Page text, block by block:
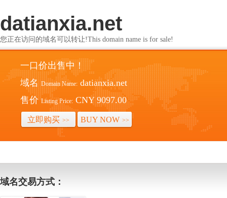
datianxia.net
您正在访问的域名可以转让!This domain name is for sale!
一口价出售中！
域名 Domain Name: datianxia.net
售价 Listing Price: CNY 9097.00
立即购买 >> BUY NOW >>
域名交易方式：